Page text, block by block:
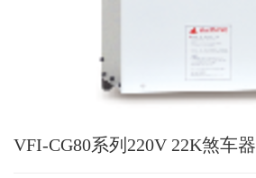
VFI-CG80系列220V 22K煞车器